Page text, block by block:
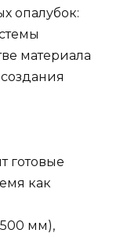
опалубок:
материала
готовые
как
мм),